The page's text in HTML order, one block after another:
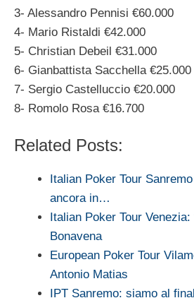
3- Alessandro Pennisi €60.000
4- Mario Ristaldi €42.000
5- Christian Debeil €31.000
6- Gianbattista Sacchella €25.000
7- Sergio Castelluccio €20.000
8- Romolo Rosa €16.700
Related Posts:
Italian Poker Tour
ancora in…
Italian Poker Tour
Bonavena
European Poker Tour
Antonio Matias
IPT Sanremo: siamo al